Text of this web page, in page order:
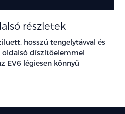
részletek
hosszú tengelytávval és
oldalsó díszítőelemmel
EV6 légiesen könnyű